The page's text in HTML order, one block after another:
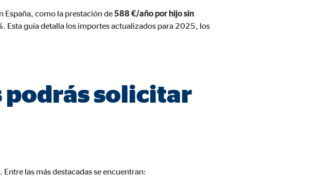
España, como la prestación de 588 €/año por hijo sin
Esta guía detalla los importes actualizados para 2025, los
podrás solicitar
las más destacadas se encuentran:
de marketing, tenga en cuenta que